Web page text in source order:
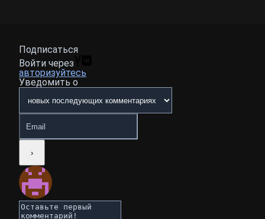
Подписаться
Войти через
авторизуйтесь
Уведомить о